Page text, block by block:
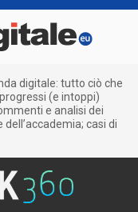
digitale: tutto ciò che
(e intoppi)
e analisi dei
casi di